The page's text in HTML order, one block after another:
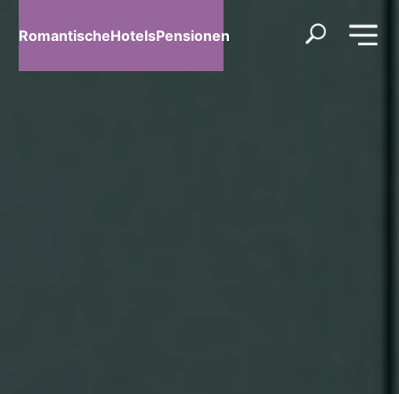
RomantischeHotelsPensionen